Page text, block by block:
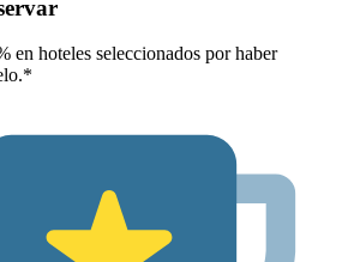
en hoteles seleccionados por haber